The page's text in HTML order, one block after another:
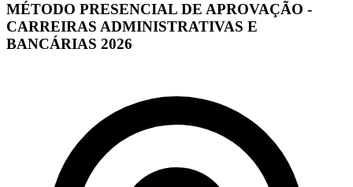
MÉTODO PRESENCIAL DE APROVAÇÃO -
CARREIRAS ADMINISTRATIVAS E
BANCÁRIAS 2026